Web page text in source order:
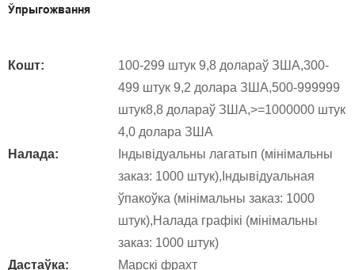
Ўпрыгожвання
Кошт:
100-299 штук 9,8 долараў ЗША,300-
499 штук 9,2 долара ЗША,500-999999
штук8,8 долараў ЗША,>=1000000 штук
4,0 долара ЗША
Налада:
Індывідуальны лагатып (мінімальны
заказ: 1000 штук),Індывідуальная
ўпакоўка (мінімальны заказ: 1000
штук),Налада графікі (мінімальны
заказ: 1000 штук)
Дастаўка:
Марскі фрахт